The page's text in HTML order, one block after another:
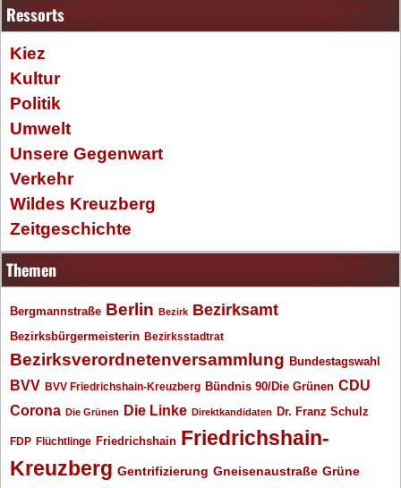
Ressorts
Kiez
Kultur
Politik
Umwelt
Unsere Gegenwart
Verkehr
Wildes Kreuzberg
Zeitgeschichte
Themen
Bergmannstraße Berlin Bezirk Bezirksamt
Bezirksbürgermeisterin Bezirksstadtrat
Bezirksverordnetenversammlung Bundestagswahl
BVV BVV Friedrichshain-Kreuzberg Bündnis 90/Die Grünen CDU
Corona Die Grünen Die Linke Direktkandidaten Dr. Franz Schulz
FDP Flüchtlinge Friedrichshain Friedrichshain-
Kreuzberg Gentrifizierung Gneisenaustraße Grüne